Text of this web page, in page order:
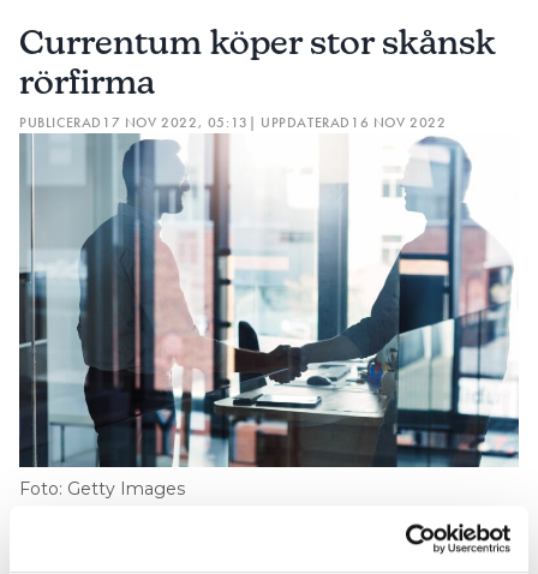
Currentum köper stor skånsk
rörfirma
PUBLICERAD 17 NOV 2022, 05:13 | UPPDATERAD 16 NOV 2022
Foto: Getty Images
Det 90-åriga företaget omsätter närmare